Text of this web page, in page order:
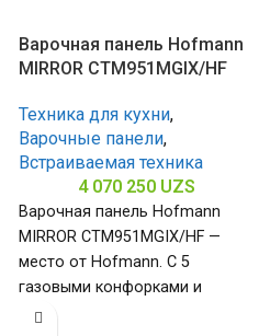
Варочная панель Hofmann
MIRROR CTM951MGIX/HF
Техника для кухни,
Варочные панели,
Встраиваемая техника
4 070 250 UZS
Варочная панель Hofmann
MIRROR CTM951MGIX/HF —
место от Hofmann. С 5
газовыми конфорками и
поверхностью из